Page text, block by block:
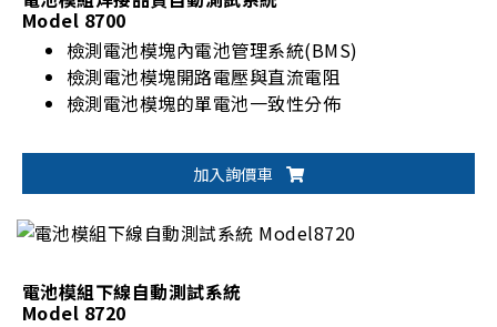
Model 8700
檢測電池模塊內電池管理系統(BMS)
檢測電池模塊開路電壓與直流電阻
檢測電池模塊的單電池一致性分佈
加入詢價車
電池模組下線自動測試系統
Model 8720